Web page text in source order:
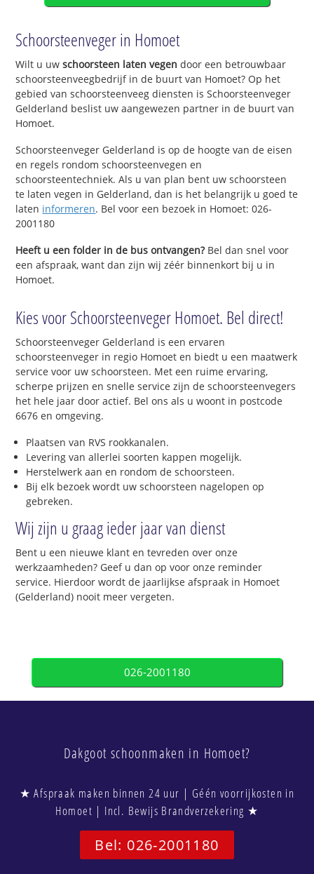
Schoorsteenveger in Homoet
Wilt u uwschoorsteen laten vegen door een betrouwbaar
schoorsteenveegbedrijf in de buurt van Homoet? Op het
gebied van schoorsteenveeg diensten is Schoorsteenveger
Gelderland beslist uw aangewezen partner in de buurt van
Homoet.
Schoorsteenveger Gelderland is op de hoogte van de eisen
en regels rondom schoorsteenvegen en
schoorsteentechniek. Als u van plan bent uw schoorsteen
te laten vegen in Gelderland, dan is het belangrijk u goed te
laten informeren. Bel voor een bezoek in Homoet: 026-
2001180
Heeft u een folder in de bus ontvangen?Bel dan snel voor
een afspraak, want dan zijn wij zéér binnenkort bij u in
Homoet.
Kies voor Schoorsteenveger Homoet. Bel direct!
Schoorsteenveger Gelderland is een ervaren
schoorsteenveger in regio Homoet en biedt u een maatwerk
service voor uw schoorsteen. Met een ruime ervaring,
scherpe prijzen en snelle service zijn de schoorsteenvegers
het hele jaar door actief. Bel ons als u woont in postcode
6676 en omgeving.
Plaatsen van RVS rookkanalen.
Levering van allerlei soorten kappen mogelijk.
Herstelwerk aan en rondom de schoorsteen.
Bij elk bezoek wordt uw schoorsteen nagelopen op
gebreken.
Wij zijn u graag ieder jaar van dienst
Bent u een nieuwe klant en tevreden over onze
werkzaamheden? Geef u dan op voor onze reminder
service. Hierdoor wordt de jaarlijkse afspraak in Homoet
(Gelderland) nooit meer vergeten.
026-2001180
Dakgoot schoonmaken in Homoet?
★ Afspraak maken binnen 24 uur | Géén voorrijkosten in
Homoet | Incl. Bewijs Brandverzekering ★
Bel: 026-2001180